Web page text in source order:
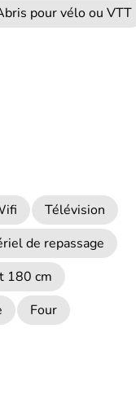
pour vélo ou VTT
Télévision
de repassage
180 cm
Four